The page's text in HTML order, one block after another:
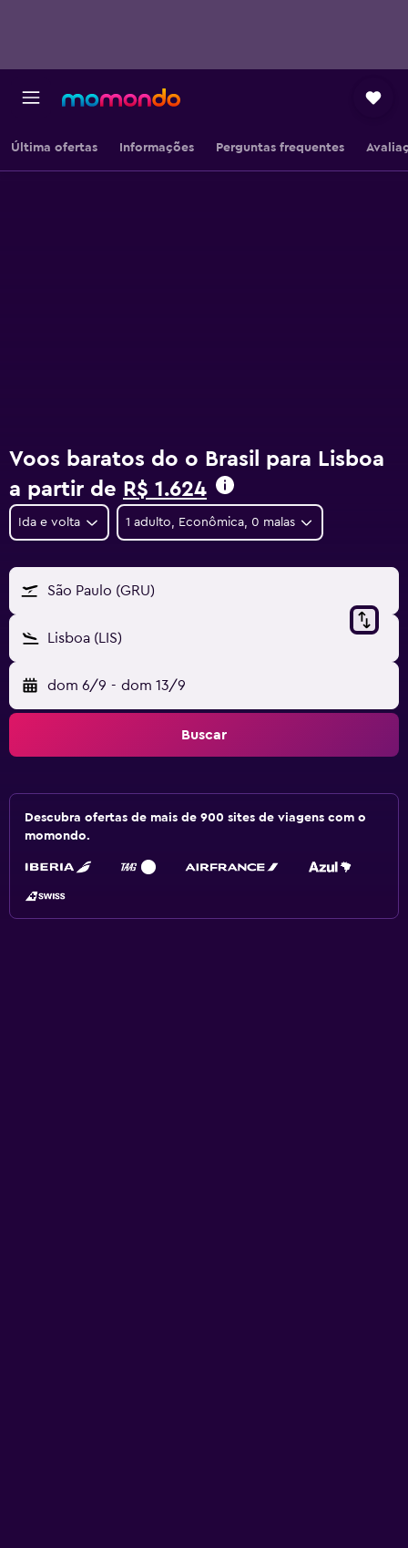
Última ofertas Informações Perguntas frequentes
Voos baratos do o Brasil para Lisboa
a partir de R$ 1.624
Ida e volta 1 adulto, Econômica, 0 malas
São Paulo (GRU)
Lisboa (LIS)
dom 6/9 - dom 13/9
Buscar
Descubra ofertas de mais de 900 sites de viagens com o
momondo.